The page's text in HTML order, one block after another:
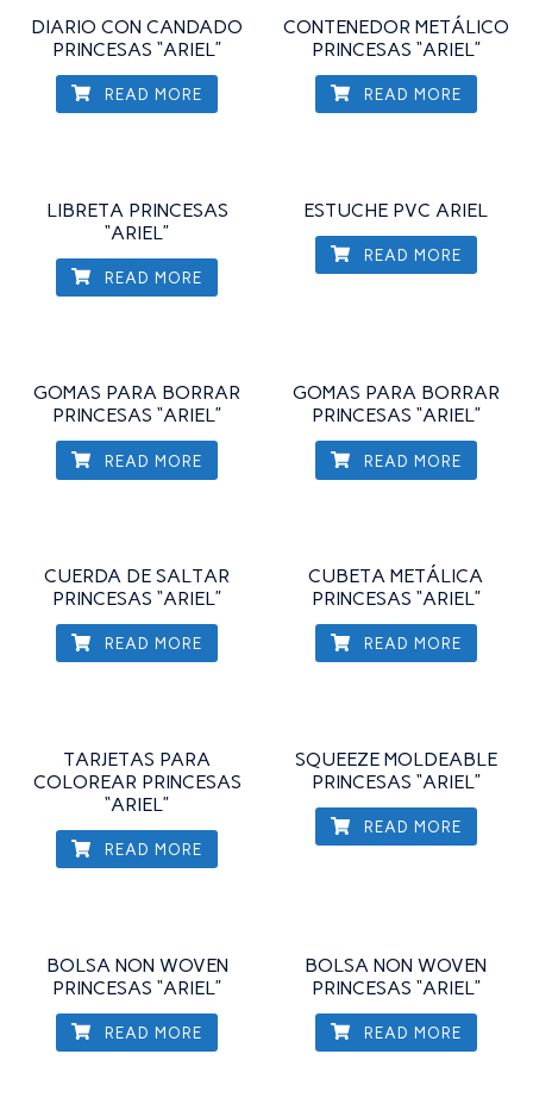
DIARIO CON CANDADO
PRINCESAS “ARIEL”
READ MORE
CONTENEDOR METÁLICO
PRINCESAS “ARIEL”
READ MORE
LIBRETA PRINCESAS
“ARIEL”
READ MORE
ESTUCHE PVC ARIEL
READ MORE
GOMAS PARA BORRAR
PRINCESAS “ARIEL”
READ MORE
GOMAS PARA BORRAR
PRINCESAS “ARIEL”
READ MORE
CUERDA DE SALTAR
PRINCESAS “ARIEL”
READ MORE
CUBETA METÁLICA
PRINCESAS “ARIEL”
READ MORE
TARJETAS PARA
COLOREAR PRINCESAS
“ARIEL”
READ MORE
SQUEEZE MOLDEABLE
PRINCESAS “ARIEL”
READ MORE
BOLSA NON WOVEN
PRINCESAS “ARIEL”
READ MORE
BOLSA NON WOVEN
PRINCESAS “ARIEL”
READ MORE